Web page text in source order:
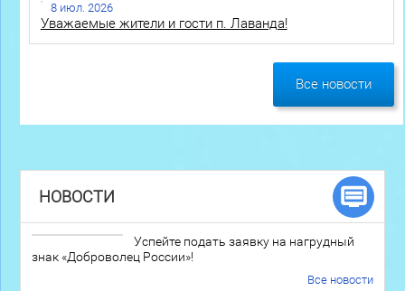
8 июл. 2026
Уважаемые жители и гости п. Лаванда!
Все новости
НОВОСТИ
Успейте подать заявку на нагрудный
знак «Доброволец России»!
Все новости